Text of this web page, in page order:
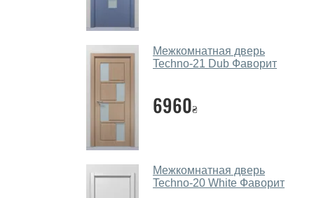
Межкомнатная дверь
Techno-21 Dub Фаворит
6960₴
Межкомнатная дверь
Techno-20 White Фаворит